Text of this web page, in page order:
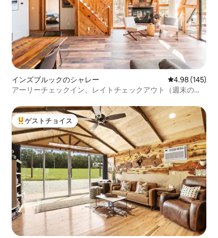
インズブルックのシャレー レビュー145
4.98 (145)
アーリーチェックイン、レイトチェックアウト（週末の午
大好評のゲストチョイスです。
ゲストチョイス